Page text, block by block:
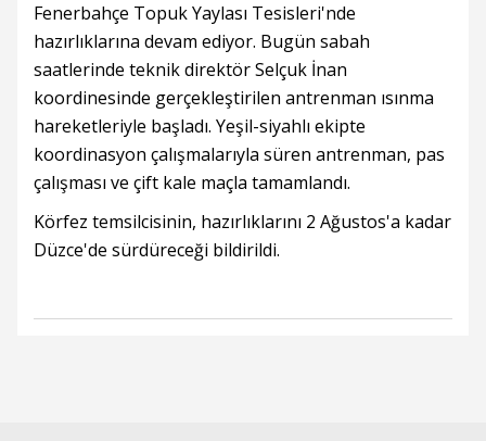
Fenerbahçe Topuk Yaylası Tesisleri'nde
hazırlıklarına devam ediyor. Bugün sabah
saatlerinde teknik direktör Selçuk İnan
koordinesinde gerçekleştirilen antrenman ısınma
hareketleriyle başladı. Yeşil-siyahlı ekipte
koordinasyon çalışmalarıyla süren antrenman, pas
çalışması ve çift kale maçla tamamlandı.
Körfez temsilcisinin, hazırlıklarını 2 Ağustos'a kadar
Düzce'de sürdüreceği bildirildi.